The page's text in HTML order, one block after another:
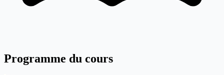
Programme du cours